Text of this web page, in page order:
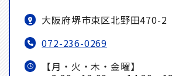
大阪府堺市東区北野田470-
072-236-0269
【月・火・木・金曜】